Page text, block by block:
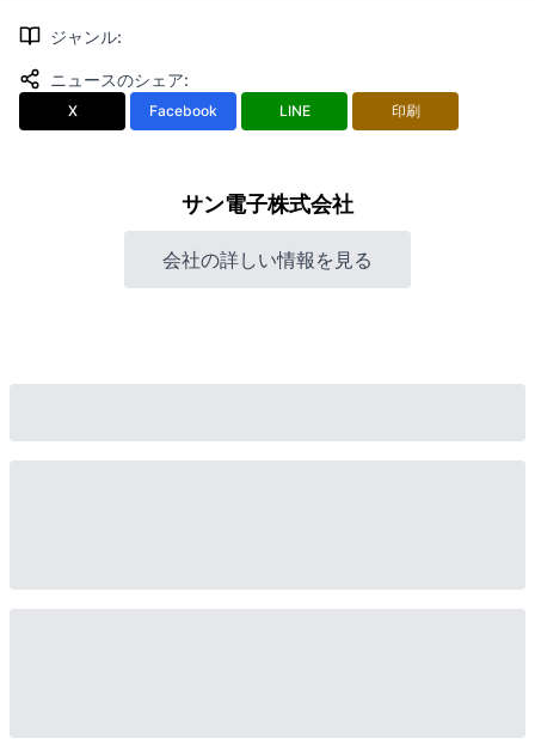
ジャンル:
ニュースのシェア:
X Facebook LINE 印刷
サン電子株式会社
会社の詳しい情報を見る